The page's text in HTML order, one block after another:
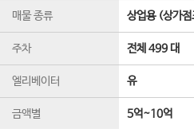
매물 종류 상업용 (상가
주차 전체 499 대
엘리베이터 유
금액별 5억~10억